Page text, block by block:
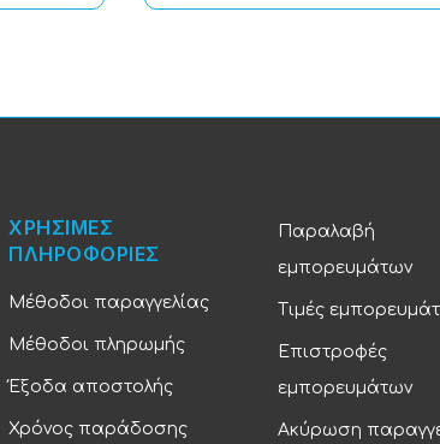
ΧΡΗΣΙΜΕΣ
ΠΛΗΡΟΦΟΡΙΕΣ
Μέθοδοι παραγγελίας
Μέθοδοι πληρωμής
Έξοδα αποστολής
Χρόνος παράδοσης
Παραλαβή
εμπορευμάτων
Τιμές
Επιστροφές
εμπορευμάτων
Ακύρωση